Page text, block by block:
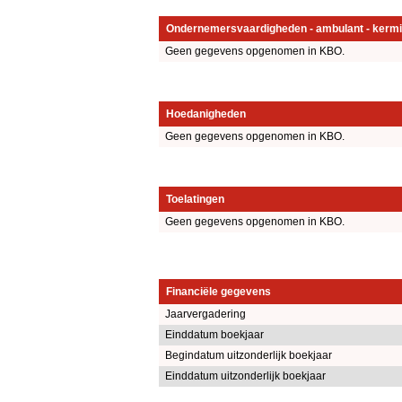
Ondernemersvaardigheden - ambulant -
Geen gegevens opgenomen in KBO.
Hoedanigheden
Geen gegevens opgenomen in KBO.
Toelatingen
Geen gegevens opgenomen in KBO.
Financiële gegevens
Jaarvergadering
Einddatum boekjaar
Begindatum uitzonderlijk boekjaar
Einddatum uitzonderlijk boekjaar